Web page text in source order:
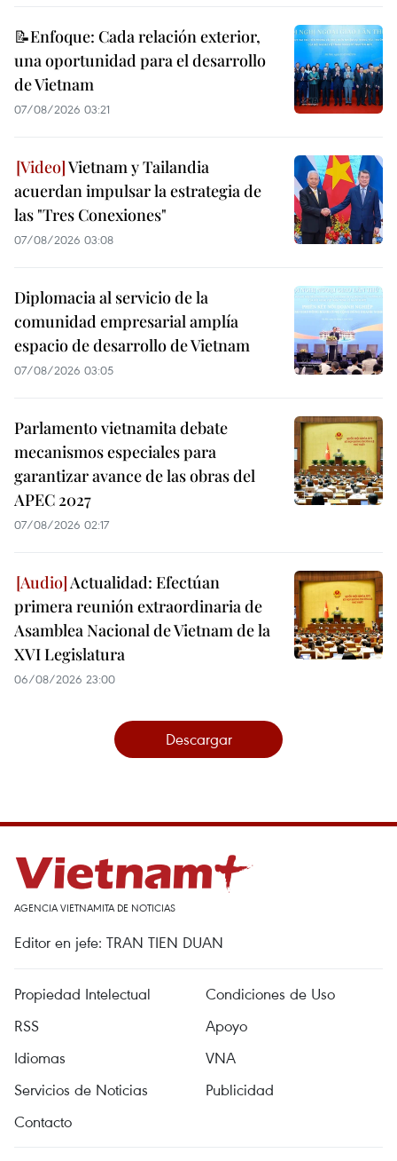
📝Enfoque: Cada relación exterior,
una oportunidad para el desarrollo
de Vietnam
07/08/2026 03:21
Vietnam y Tailandia
acuerdan impulsar la estrategia de
las "Tres Conexiones"
07/08/2026 03:08
Diplomacia al servicio de la
comunidad empresarial amplía
espacio de desarrollo de Vietnam
07/08/2026 03:05
Parlamento vietnamita debate
mecanismos especiales para
garantizar avance de las obras del
APEC 2027
07/08/2026 02:17
Actualidad: Efectúan
primera reunión extraordinaria de
Asamblea Nacional de Vietnam de la
XVI Legislatura
06/08/2026 23:00
Descargar
AGENCIA VIETNAMITA DE NOTICIAS
Editor en jefe: TRAN TIEN DUAN
Propiedad Intelectual
Condiciones de Uso
RSS
Apoyo
Idiomas
VNA
Servicios de Noticias
Publicidad
Contacto